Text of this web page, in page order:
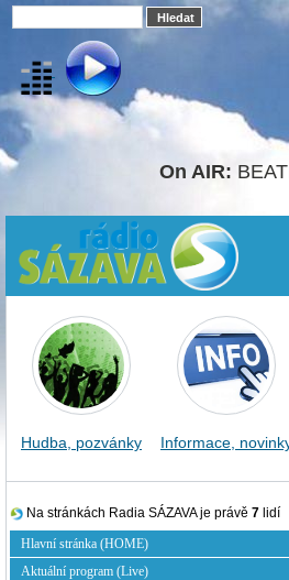
On AIR:
Hudba, pozvánky Informace,
Na stránkách Radia SÁZAVA je právě 7 lidí
Hlavní stránka (HOME)
Aktuální program (Live)